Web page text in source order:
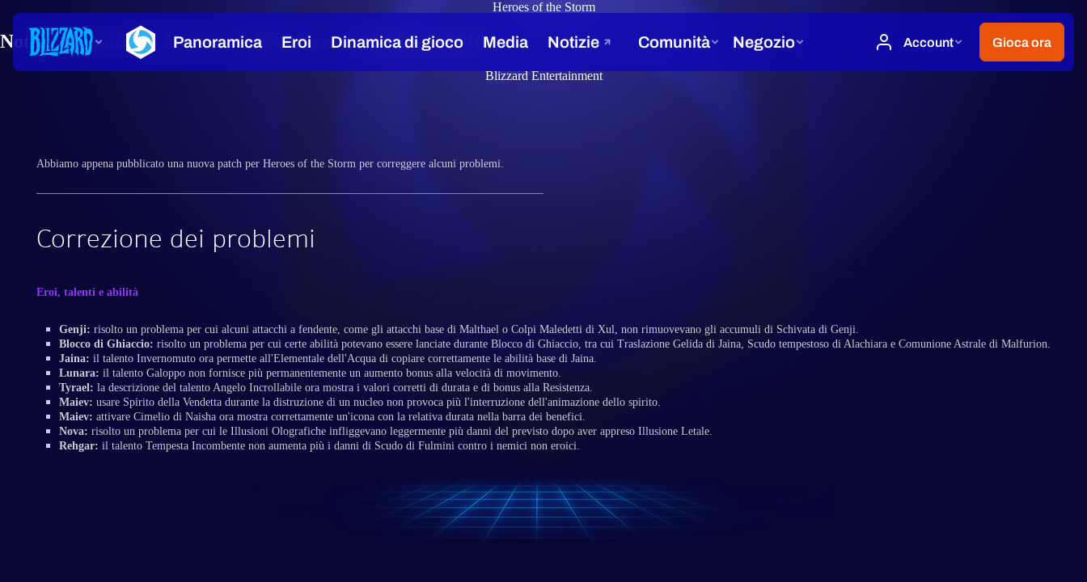
Heroes of the Storm
Note degli hotfix di Heroes of the Storm - 14 febbraio 2018
Blizzard Entertainment
Abbiamo appena pubblicato una nuova patch per Heroes of the Storm per correggere alcuni problemi.
Correzione dei problemi
Eroi, talenti e abilità
Genji: risolto un problema per cui alcuni attacchi a fendente, come gli attacchi base di Malthael o Colpi Maledetti di Xul, non rimuovevano gli accumuli di Schivata di Genji.
Blocco di Ghiaccio: risolto un problema per cui certe abilità potevano essere lanciate durante Blocco di Ghiaccio, tra cui Traslazione Gelida di Jaina, Scudo tempestoso di Alachiara e Comunione Astrale di Malfurion.
Jaina: il talento Invernomuto ora permette all'Elementale dell'Acqua di copiare correttamente le abilità base di Jaina.
Lunara: il talento Galoppo non fornisce più permanentemente un aumento bonus alla velocità di movimento.
Tyrael: la descrizione del talento Angelo Incrollabile ora mostra i valori corretti di durata e di bonus alla Resistenza.
Maiev: usare Spirito della Vendetta durante la distruzione di un nucleo non provoca più l'interruzione dell'animazione dello spirito.
Maiev: attivare Cimelio di Naisha ora mostra correttamente un'icona con la relativa durata nella barra dei benefici.
Nova: risolto un problema per cui le Illusioni Olografiche infliggevano leggermente più danni del previsto dopo aver appreso Illusione Letale.
Rehgar: il talento Tempesta Incombente non aumenta più i danni di Scudo di Fulmini contro i nemici non eroici.